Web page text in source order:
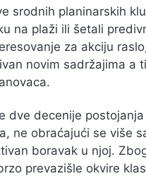
srodnih planinarskih
na plaži ili šetali
za akciju
novim sadržajima a
dve decenije
ne obraćajući se više
boravak u njoj.
prevazišle okvire